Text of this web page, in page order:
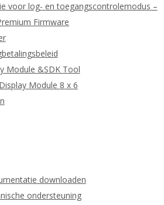
voor log- en toegangscontrolemodus –
Firmware
Module &SDK Tool
Module 8 x 6
downloaden
ondersteuning